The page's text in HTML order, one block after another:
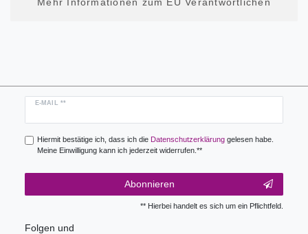
Mehr Informationen zum EU Verantwortlichen
E-MAIL **
Newsletter
Hiermit bestätige ich, dass ich die Daten­schutz­erklärunggelesen habe.
Meine Einwilligung kann ich jederzeit widerrufen.**
Abonnieren
** Hierbei handelt es sich um ein Pflichtfeld.
Folgen und